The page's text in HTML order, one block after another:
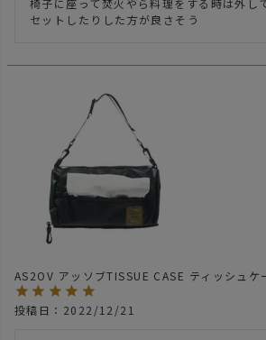
セットしたりした方が良さそう
AS2OV アッソブTISSUE CASE ティッシュケ
投稿日 2022/12/21